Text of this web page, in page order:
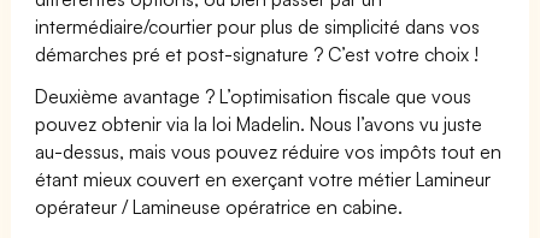
intermédiaire/courtier pour plus de simplicité dans vos
démarches pré et post-signature ? C’est votre choix !
Deuxième avantage ? L’optimisation fiscale que vous
pouvez obtenir via la loi Madelin. Nous l’avons vu juste
au-dessus, mais vous pouvez réduire vos impôts tout en
étant mieux couvert en exerçant votre métier Lamineur
opérateur / Lamineuse opératrice en cabine.